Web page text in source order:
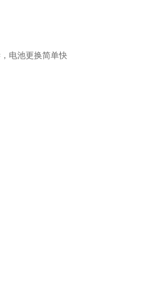
电池更换简单快